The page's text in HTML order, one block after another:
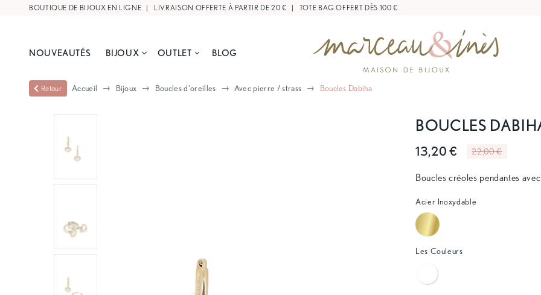
BOUTIQUE DE BIJOUX EN LIGNE | | TOTE BAG OFFERT DÈS 100 €
NOUVEAUTÉS BIJOUX OUTLET BLOG
Retour Accueil Bijoux Boucles d'oreilles Avec pierre / strass Boucles Dabiha
BOUCLES
13,20 € 22,00 €
Boucles créoles pendantes
Acier Inoxydable
Les Couleurs